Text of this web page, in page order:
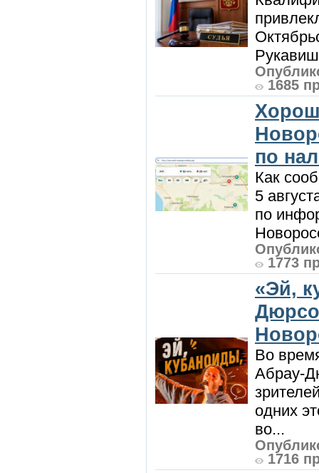
1685
по
Как
5
по
1773
«Эй,
Во
Абрау-
одних
во...
1716